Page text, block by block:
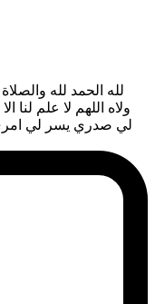
لله الحمد لله
ولاه اللهم لا علم لنا
لي صدري يسر لي